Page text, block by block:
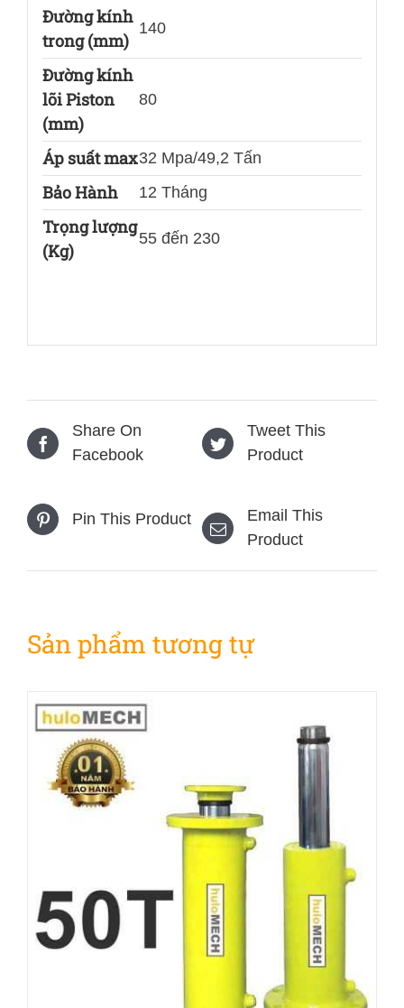
Đường kính
trong (mm)
140
Đường kính
lõi Piston
(mm)
80
Áp suất max32 Mpa/49,2 Tấn
Bảo Hành 12 Tháng
Trọng lượng
(Kg)
55 đến 230
Share On
Facebook
Tweet This
Product
Pin This Product
Email This
Product
Sản phẩm tương tự